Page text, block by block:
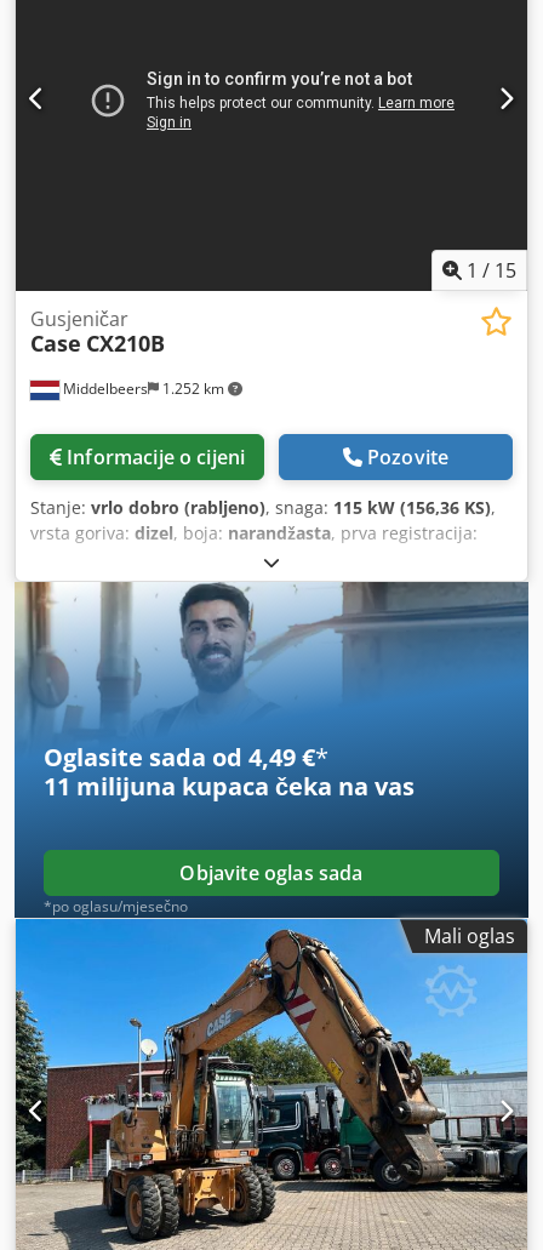
1 / 15
Middelbeers 1.252 km
Gusjeničar
Case CX210B
Informacije o cijeni Pozovite
Stanje: vrlo dobro (rabljeno), snaga: 115 kW (156,36 KS),
vrsta goriva: dizel, boja: narandžasta, prva registracija:
2012
Oglasite sada od 4,49 €*
11 milijuna kupaca čeka na vas
Objavite oglas sada
*po oglasu/mjesečno
Mali oglas